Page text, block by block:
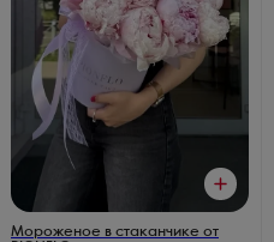
Мороженое в стаканчике от